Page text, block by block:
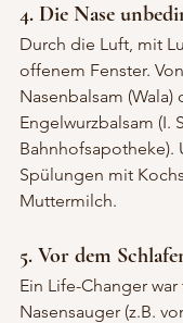
4. Die Nase
Durch die Luft, mit
offenem Fenster.
Nasenbalsam (Wala)
Engelwurzbalsam (I.
Bahnhofsapotheke).
Spülungen mit
Muttermilch.
5. Vor dem
Ein Life-Changer
Nasensauger (z.B.